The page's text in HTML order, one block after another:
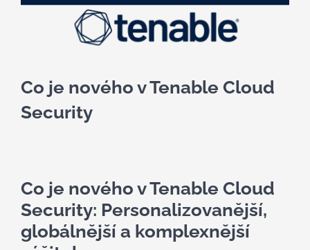
Co je nového v Tenable Cloud
Security
Co je nového v Tenable Cloud
Security: Personalizovanější,
globálnější a komplexnější